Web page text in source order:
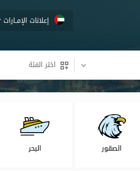
إعلانات الإمــارات
اختر الفئة
الصقور البحر